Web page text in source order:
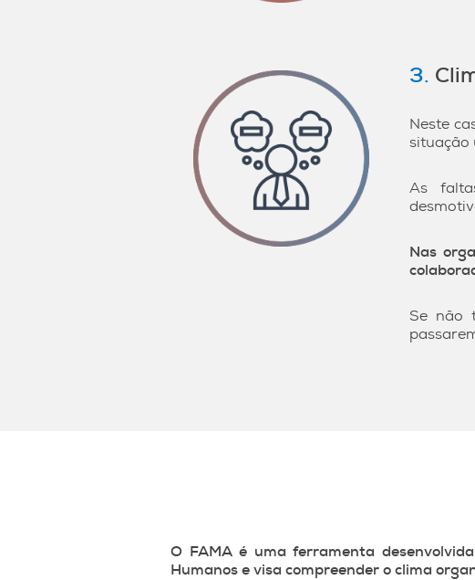
3.
Neste
situação
As
Nas
Se não
O FAMA é uma ferramenta
Humanos e visa compreender o clima